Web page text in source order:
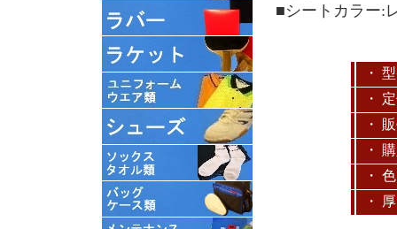
■シートカラー:
・
・
・
・
・ 色
・